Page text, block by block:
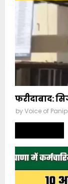
फरीदाबाद:
byVoice of